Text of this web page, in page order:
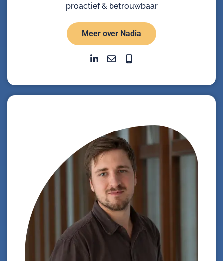
proactief & betrouwbaar
Meer over Nadia